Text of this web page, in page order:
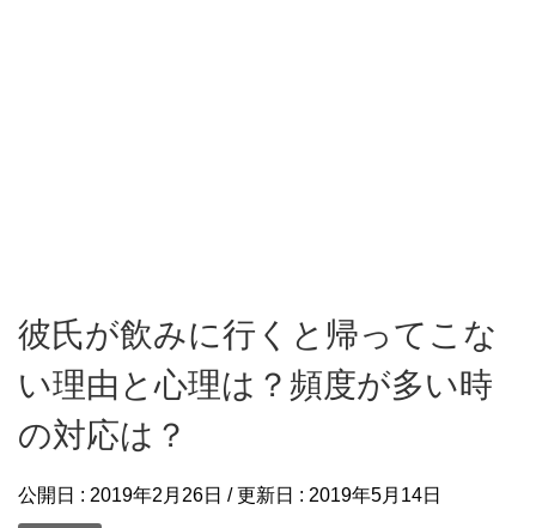
彼氏が飲みに行くと帰ってこな
い理由と心理は？頻度が多い時
の対応は？
公開日 : 2019年2月26日 / 更新日 : 2019年5月14日